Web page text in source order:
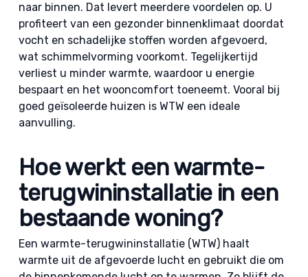
naar binnen. Dat levert meerdere voordelen op. U
profiteert van een gezonder binnenklimaat doordat
vocht en schadelijke stoffen worden afgevoerd,
wat schimmelvorming voorkomt. Tegelijkertijd
verliest u minder warmte, waardoor u energie
bespaart en het wooncomfort toeneemt. Vooral bij
goed geïsoleerde huizen is WTW een ideale
aanvulling.
Hoe werkt een warmte-
terugwininstallatie in een
bestaande woning?
Een warmte-terugwininstallatie (WTW) haalt
warmte uit de afgevoerde lucht en gebruikt die om